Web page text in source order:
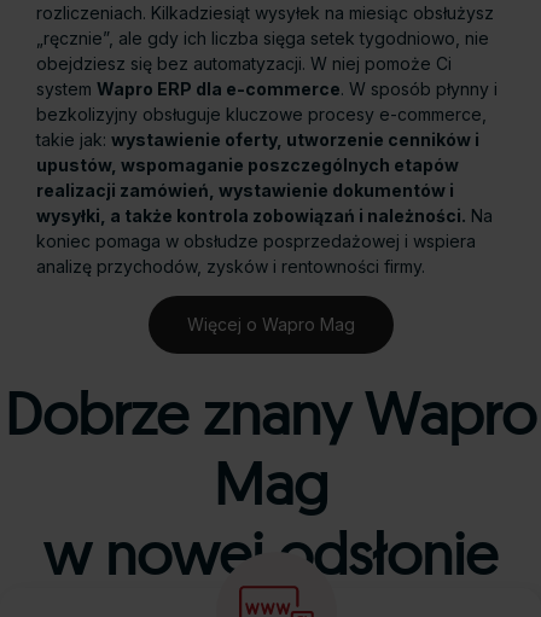
rozliczeniach. Kilkadziesiąt wysyłek na miesiąc obsłużysz
„ręcznie”, ale gdy ich liczba sięga setek tygodniowo, nie
obejdziesz się bez automatyzacji. W niej pomoże Ci
system Wapro ERP dla e-commerce. W sposób płynny i
bezkolizyjny obsługuje kluczowe procesy e-commerce,
takie jak: wystawienie oferty, utworzenie cenników i
upustów, wspomaganie poszczególnych etapów
realizacji zamówień, wystawienie dokumentów i
wysyłki, a także kontrola zobowiązań i należności. Na
koniec pomaga w obsłudze posprzedażowej i wspiera
analizę przychodów, zysków i rentowności firmy.
Więcej o Wapro Mag
Dobrze znany Wapro
Mag
w nowej odsłonie